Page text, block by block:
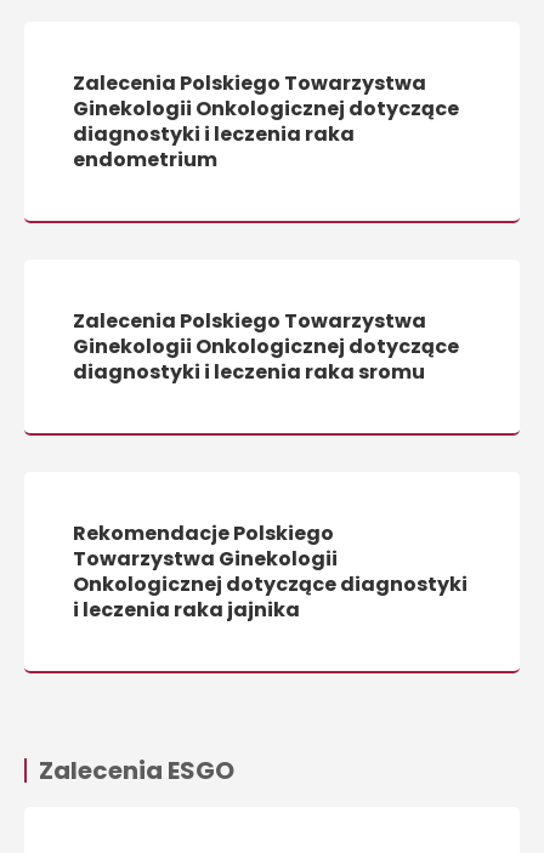
Zalecenia Polskiego Towarzystwa
Ginekologii Onkologicznej dotyczące
diagnostyki i leczenia raka
endometrium
Zalecenia Polskiego Towarzystwa
Ginekologii Onkologicznej dotyczące
diagnostyki i leczenia raka sromu
Rekomendacje Polskiego
Towarzystwa Ginekologii
Onkologicznej dotyczące diagnostyki
i leczenia raka jajnika
Zalecenia ESGO